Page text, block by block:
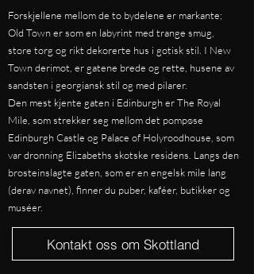
Forskjellene mellom de to bydelene er markante;
Old Town er som en labyrint med trange smug,
store torg og rikt dekorerte hus i gotisk stil. I New
Town derimot, er gatene brede og rette, husene av
sandsten i georgiansk stil og med pilarer.
Den mest kjente gaten i Edinburgh er The Royal
Mile, som strekker seg mellom det pompøse
Edinburgh Castle og Palace of Holyroodhouse, som
var dronning Elizabeths skotske residens. Langs den
brosteinslagte gaten, som er en engelsk mile lang
(derav navnet), finner du puber, kaféer, butikker og
muséer.
Kontakt oss om Skottland